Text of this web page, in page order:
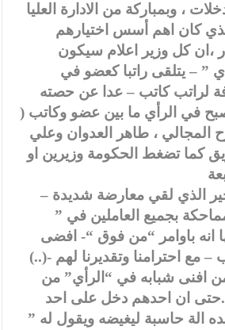
، وبمباركة من الادارة العليا
كان اهم أسس اختيارهم
،ان كل وزير اعلام سيكون
” – يتلقى راتبا كعضو في
لراتب كاتب – عدا عن حصته
في الرأي ما بين عضو وكاتب (
المجالي ، طاهر العدوان وعلي
كما تضغط الحكومة وزيرين او
– التدخل السافر الاخير الذي لقي معارضة شديدة
بجميع العاملين في ”
انه باوامر “من فوق “- افضى
– مع احترامنا وتقديرنا لهم -(..)
من افنى شبابه في “الرأي” من
ان احدهم دخل على احد
الة حاسبة ليغيضه ويقول له ”